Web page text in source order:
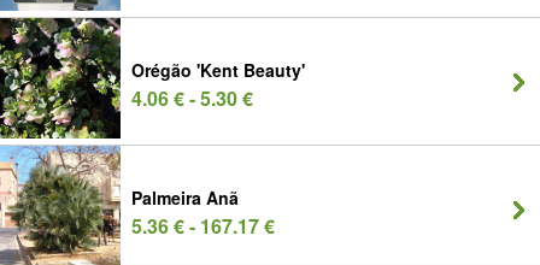
Orégão 'Kent Beauty'
4.06 € - 5.30 €
Palmeira Anã
5.36 € - 167.17 €